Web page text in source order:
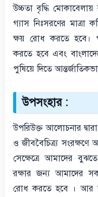
উচ্চতা বৃদ্ধি মোকাবেলায়
গ্যাস নিঃসরণের
ক্ষয় রোধ করতে হবে।
করতে হবে এবং
পুষিয়ে দিতে
উপসংহার :
উপরিউক্ত আলোচনার
ও জীববৈচিত্র্য
সেক্ষেত্রে আমাদের
রক্ষার জন্য আমাদের
রোধ করতে হবে । আর